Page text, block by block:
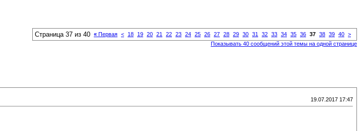
Страница 37 из 40 « Первая < 18 19 20 21 22 23 24 25 26 27 28 29 30 31 32 33 34 35 36 37 38 39 40 >
Показывать 40 сообщений этой темы на одной странице
19.07.2017 17:47